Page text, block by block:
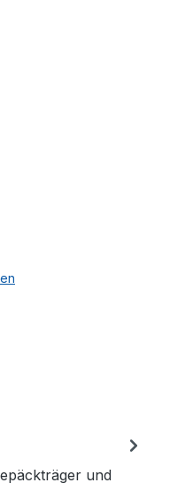
und